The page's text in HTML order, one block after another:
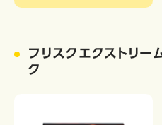
フリスクエクストリー
ク